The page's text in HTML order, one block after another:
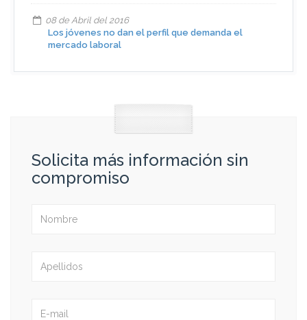
08 de Abril del 2016
Los jóvenes no dan el perfil que demanda el
mercado laboral
Solicita más información sin
compromiso